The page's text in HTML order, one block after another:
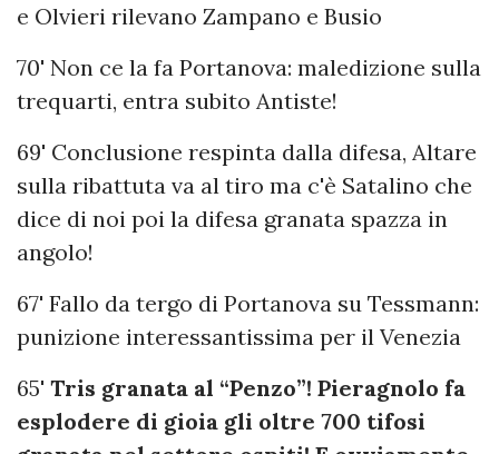
e Olvieri rilevano Zampano e Busio
70' Non ce la fa Portanova: maledizione sulla
trequarti, entra subito Antiste!
69' Conclusione respinta dalla difesa, Altare
sulla ribattuta va al tiro ma c'è Satalino che
dice di noi poi la difesa granata spazza in
angolo!
67' Fallo da tergo di Portanova su Tessmann:
punizione interessantissima per il Venezia
65' Tris granata al “Penzo”! Pieragnolo fa
esplodere di gioia gli oltre 700 tifosi